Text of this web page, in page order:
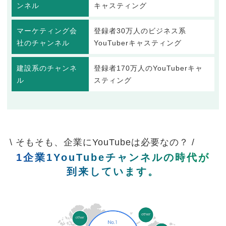
ンネル キャスティング
マーケティング会
社のチャンネル
登録者30万人のビジネス系
YouTuberキャスティング
建設系のチャンネ
ル
登録者170万人のYouTuberキャ
スティング
\ そもそも、企業にYouTubeは必要なの？ /
1企業1YouTubeチャンネルの時代が
到来しています。